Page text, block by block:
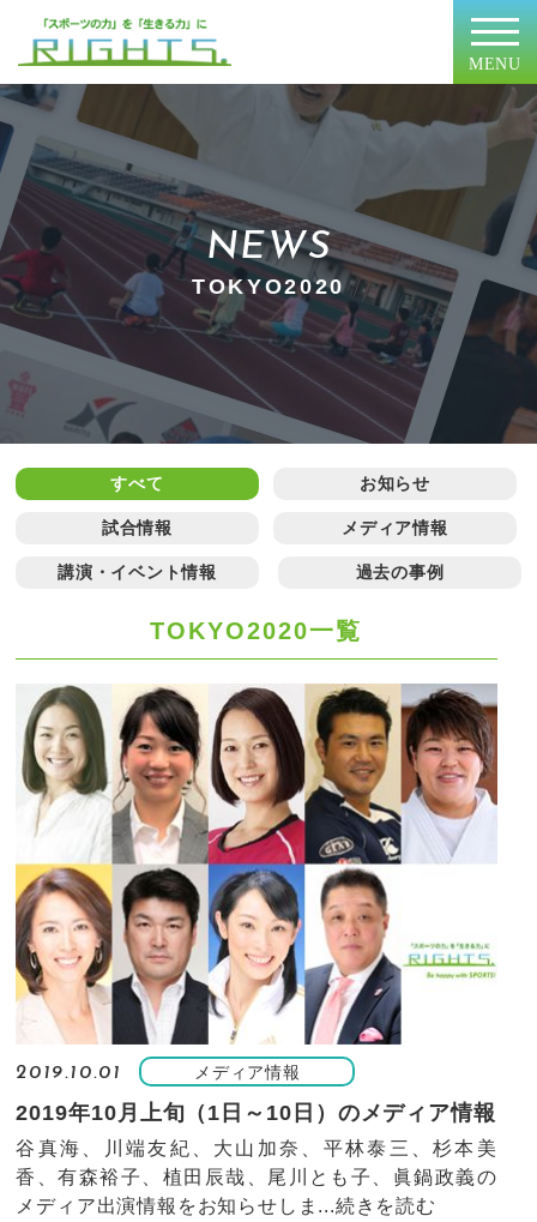
MENU
NEWS
TOKYO2020
すべて お知らせ
試合情報 メディア情報
講演・イベント情報 過去の事例
TOKYO2020一覧
2019.10.01 メディア情報
2019年10月上旬（1日～10日）のメディア情報
谷真海、川端友紀、大山加奈、平林泰三、杉本美
香、有森裕子、植田辰哉、尾川とも子、眞鍋政義の
メディア出演情報をお知らせしま...続きを読む